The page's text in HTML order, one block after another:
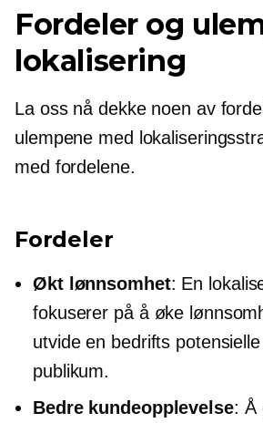
Fordeler og
lokalisering
La oss nå dekke noen av
ulempene med
med fordelene.
Fordeler
Økt lønnsomhet: En
fokuserer på å øke
utvide en bedrifts
publikum.
Bedre kundeopplevelse: Å